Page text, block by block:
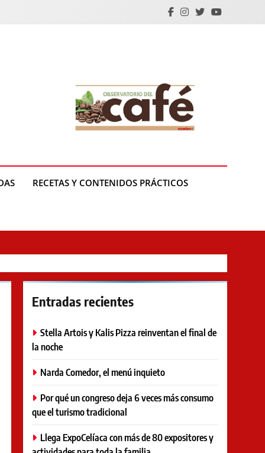
RECETAS Y CONTENIDOS PRÁCTICOS
Entradas recientes
Stella Artois y Kalis Pizza reinventan el final de
la noche
Narda Comedor, el menú inquieto
Por qué un congreso deja 6 veces más consumo
que el turismo tradicional
Llega ExpoCelíaca con más de 80 expositores y